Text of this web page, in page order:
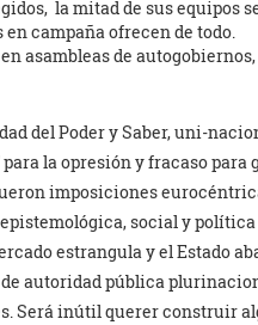
la mitad de sus equipos
campaña ofrecen de todo.
asambleas de
del Poder y Saber, uni-
para la opresión y fracaso
imposiciones
social y
estrangula y el Estado
autoridad pública
Será inútil querer construir